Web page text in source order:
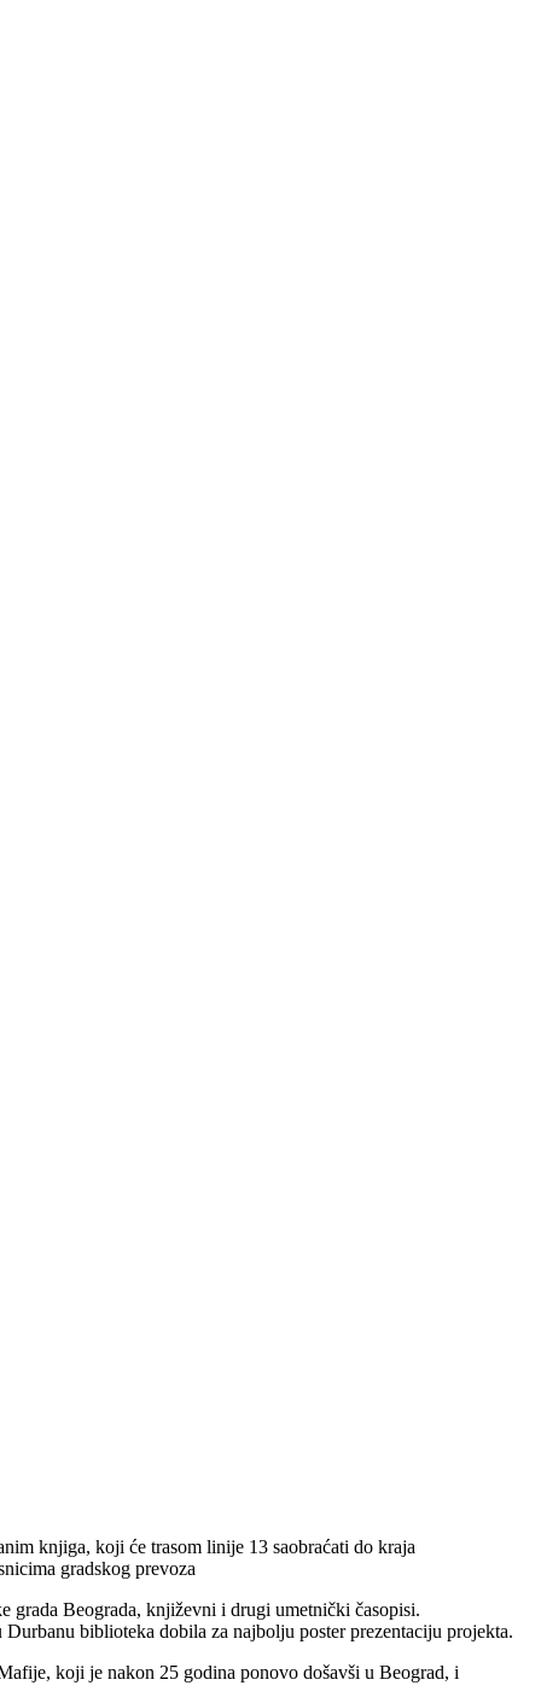
knjiga, koji će trasom linije 13 saobraćati do kraja
gradskog prevoza
grada Beograda, književni i drugi umetnički časopisi.
biblioteka dobila za najbolju poster prezentaciju projekta.
koji je nakon 25 godina ponovo došavši u Beograd, i